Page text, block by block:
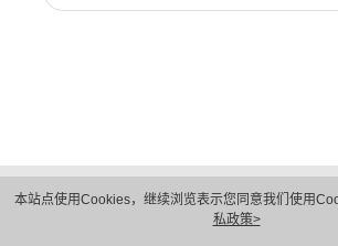
本站点使用Cookies，继续浏览表示您同意我们使用
私政策>
隐私保护
法律声明